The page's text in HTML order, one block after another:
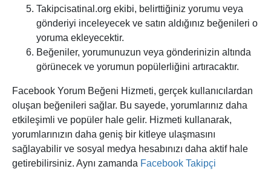
Takipcisatinal.org ekibi, belirttiğiniz yorumu veya
gönderiyi inceleyecek ve satın aldığınız beğenileri o
yoruma ekleyecektir.
Beğeniler, yorumunuzun veya gönderinizin altında
görünecek ve yorumun popülerliğini artıracaktır.
Facebook Yorum Beğeni Hizmeti, gerçek kullanıcılardan
oluşan beğenileri sağlar. Bu sayede, yorumlarınız daha
etkileşimli ve popüler hale gelir. Hizmeti kullanarak,
yorumlarınızın daha geniş bir kitleye ulaşmasını
sağlayabilir ve sosyal medya hesabınızı daha aktif hale
getirebilirsiniz. Aynı zamanda Facebook Takipçi